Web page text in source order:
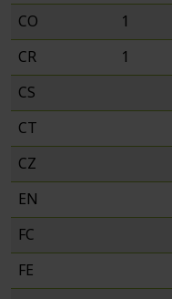
CO
1
CR
1
CS
CT
CZ
EN
FC
FE